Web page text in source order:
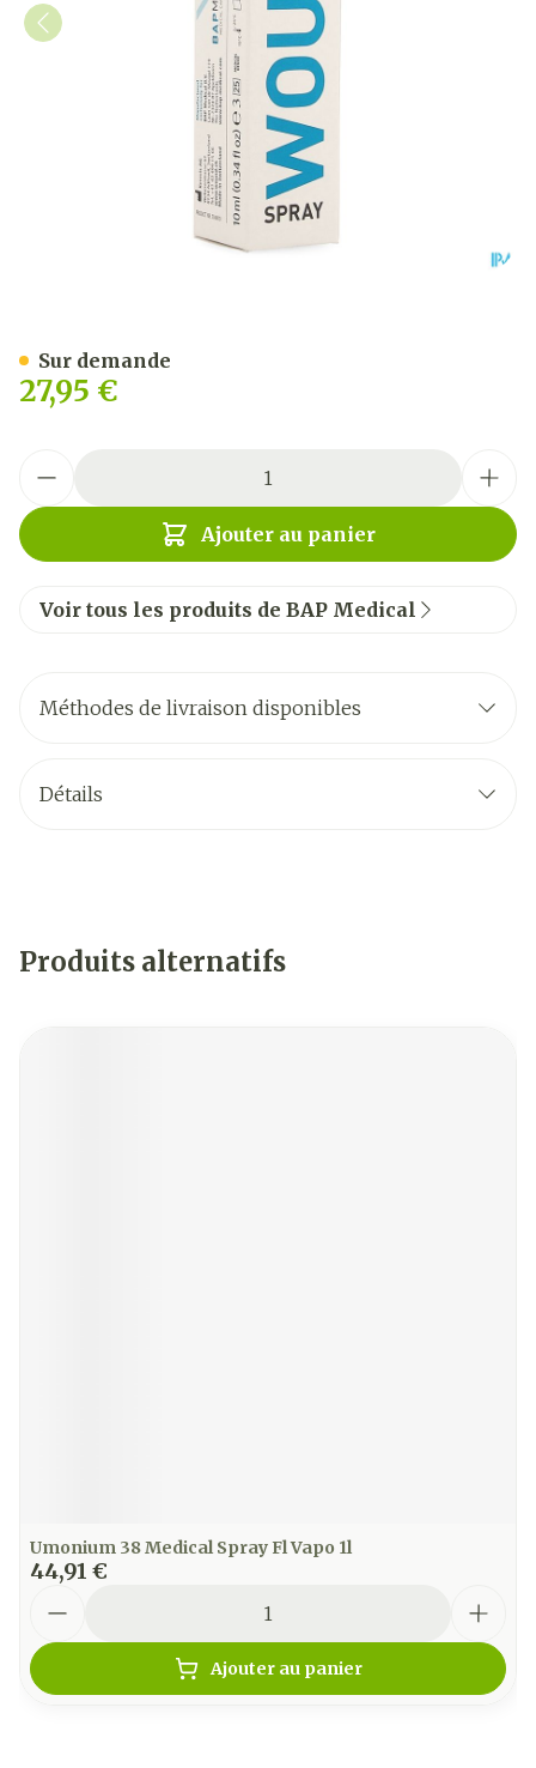
27,95 €
Ajouter au panier
Sur demande
Voir tous les produits de BAP Medical
Méthodes de livraison disponibles
Détails
Produits alternatifs
Umonium 38 Medical Spray Fl Vapo 1l
44,91 €
Ajouter au panier